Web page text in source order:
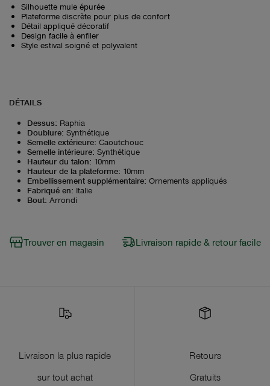
Silhouette mule épurée
Plateforme discrète pour plus de confort
Détail appliqué décoratif
Design facile à enfiler
Style estival soigné et polyvalent
DÉTAILS
Dessus: Raphia
Doublure: Synthétique
Semelle extérieure: Caoutchouc
Semelle intérieure: Synthétique
Hauteur du talon: 10mm
Hauteur de la plateforme: 10mm
Embellissement supplémentaire: Ornements appliqués
Fabriqué en: Italie
Bout: Arrondi
Trouver en magasin Livraison rapide & retour facile
Livraison la plus rapide
sur tout achat
Retours
Gratuits